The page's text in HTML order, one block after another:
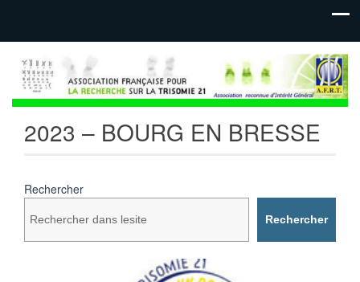
2023 – BOURG EN BRESSE
Rechercher
Rechercher